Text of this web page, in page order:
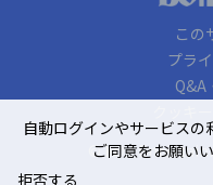
この
プラ
Q&A
© KOZ
自動ログインやサービス
ご同意をお願い
拒否する